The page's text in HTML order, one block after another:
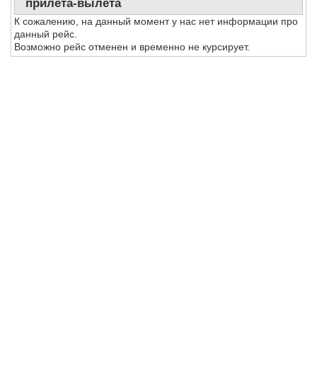
прилета-вылета
К сожалению, на данный момент у нас нет информации про
данный рейс.
Возможно рейс отменен и временно не курсирует.